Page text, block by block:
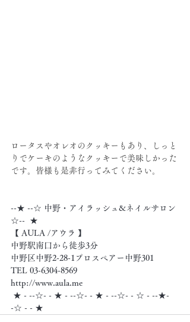
ロータスやオレオのクッキーもあり、しっと
りでケーキのようなクッキーで美味しかった
です。皆様も是非行ってみてください。
--★ --☆ 中野・アイラッシュ&ネイルサロン
☆--  ★
【 AULA /アウラ 】
中野駅南口から徒歩3分
中野区中野2-28-1プロスペアー中野301
TEL 03-6304-8569
http://www.aula.me
-☆ - - ★